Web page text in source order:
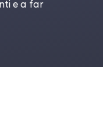
e a far